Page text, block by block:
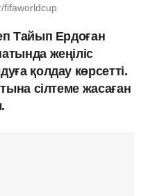
fifaworldcup
Тайып Ердоған
жеңіліс
қолдау көрсетті.
сілтеме жасаған